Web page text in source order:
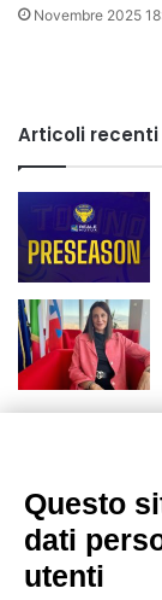
Novembre 2025
Articoli recenti
Questo
dati
utenti